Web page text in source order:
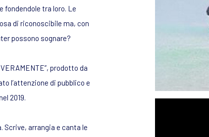
fondendole tra loro. Le
di riconoscibile ma, con
possono sognare?
prodotto da
l’attenzione di pubblico e
2019.
Scrive, arrangia e canta le